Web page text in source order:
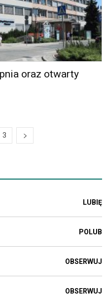
oraz otwarty
3
LUBIĘ
POLUB
OBSERWUJ
OBSERWUJ